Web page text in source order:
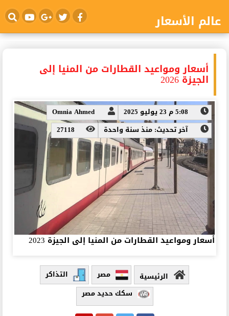
عالم الأسعار
أسعار ومواعيد القطارات من المنيا إلى
الجيزة 2026
5:08 م 23 يوليو 2025
Omnia Ahmed
آخر تحديث: منذ سنة واحدة
27118
أسعار ومواعيد القطارات من المنيا إلى الجيزة 2023
الرئيسية مصر
التذاكر
سكك حديد مصر